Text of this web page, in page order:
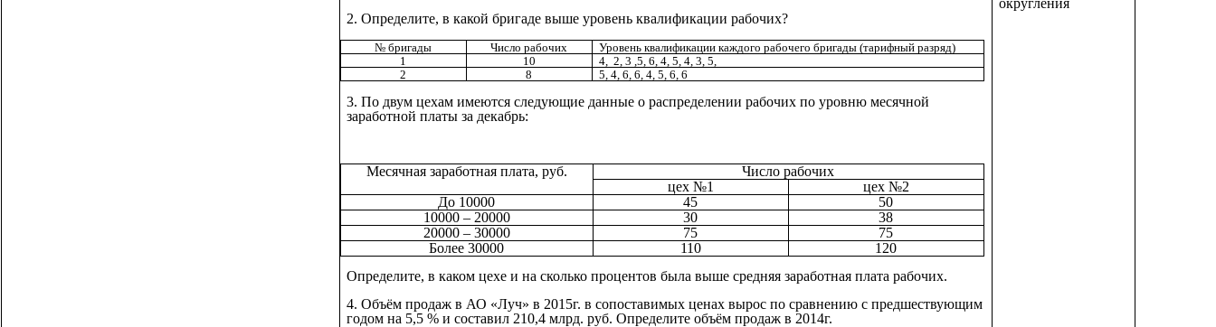
2. Определите, в какой бригаде выше уровень квалификации рабочих?
№ бригады Число рабочих
Уровень квалификации каждого рабочего бригады (тарифный разряд)
1
10
4, 2, 3 ,5, 6, 4, 5, 4, 3, 5,
2
8 5, 4, 6, 6, 4, 5, 6, 6
3. По двум цехам имеются следующие данные о распределении рабочих по уровню месячной
заработной платы за декабрь:
Месячная заработная плата, руб.
Число рабочих
цех №1
цех №2
До 10000
45
50
10000 – 20000
30
38
20000 – 30000
75
75
Более 30000
110
120
Определите, в каком цехе и на сколько процентов была выше средняя заработная плата рабочих.
4. Объём продаж в АО «Луч» в 2015г. в сопоставимых ценах вырос по сравнению с предшествующим
годом на 5,5 % и составил 210,4 млрд. руб. Определите объём продаж в 2014г.
округления